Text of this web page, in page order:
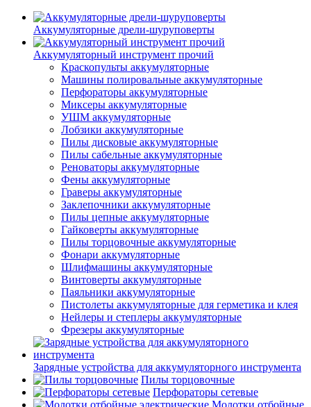
Аккумуляторные дрели-шуруповерты
Аккумуляторный инструмент прочий
Краскопульты аккумуляторные
Машины полировальные аккумуляторные
Перфораторы аккумуляторные
Миксеры аккумуляторные
УШМ аккумуляторные
Лобзики аккумуляторные
Пилы дисковые аккумуляторные
Пилы сабельные аккумуляторные
Реноваторы аккумуляторные
Фены аккумуляторные
Граверы аккумуляторные
Заклепочники аккумуляторные
Пилы цепные аккумуляторные
Гайковерты аккумуляторные
Пилы торцовочные аккумуляторные
Фонари аккумуляторные
Шлифмашины аккумуляторные
Винтоверты аккумуляторные
Паяльники аккумуляторные
Пистолеты аккумуляторные для герметика и клея
Нейлеры и степлеры аккумуляторные
Фрезеры аккумуляторные
Зарядные устройства для аккумуляторного инструмента
Пилы торцовочные
Перфораторы сетевые
Молотки отбойные